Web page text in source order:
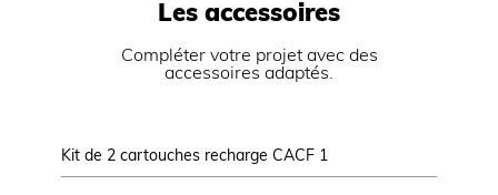
Les accessoires
Compléter votre projet avec des
accessoires adaptés.
Kit de 2 cartouches recharge CACF 1